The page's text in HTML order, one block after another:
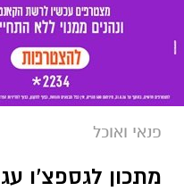
פנאי ואוכל
מתכון לגספצ'ו